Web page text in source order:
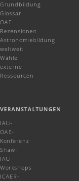
Grundbildung
Glossar
OAE
Rezensionen
Astronomiebildung
weltweit
Wähle
externe
Ressourcen
VERANSTALTUNGEN
IAU-
OAE-
Konferenz
Shaw-
IAU
Workshops
ICAER-